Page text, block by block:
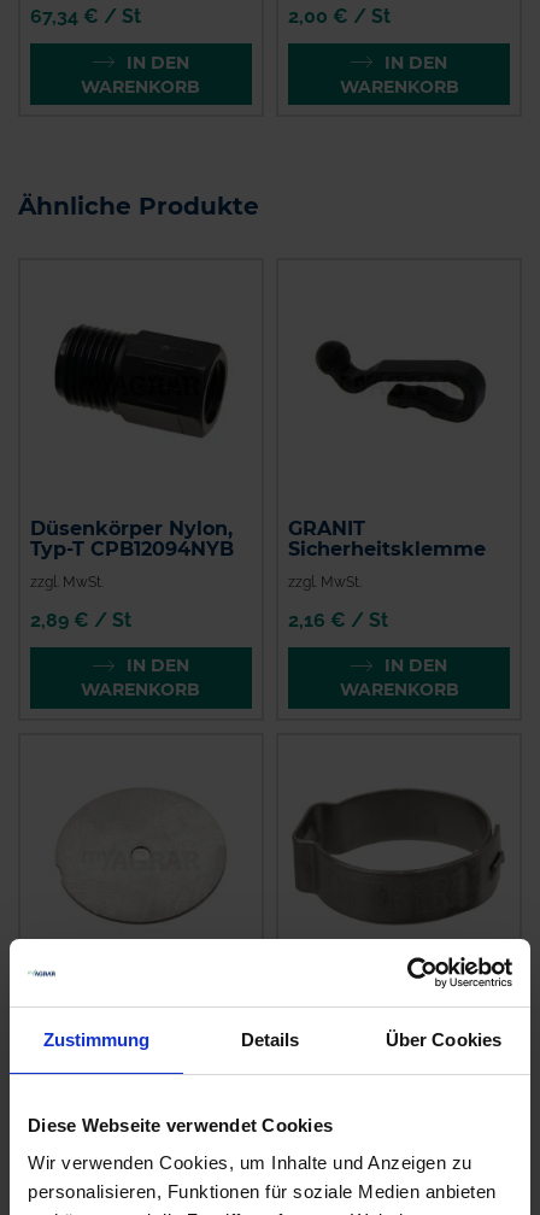
Zustimmung Details Über Cookies
Diese Webseite verwendet Cookies
Wir verwenden Cookies, um Inhalte und Anzeigen zu
personalisieren, Funktionen für soziale Medien anbieten
67,34 € / St
IN DEN
WARENKORB
2,00 € / St
IN DEN
WARENKORB
Ähnliche Produkte
Düsenkörper Nylon,
Typ-T CPB12094NYB
zzgl. MwSt.
2,89 € / St
IN DEN
WARENKORB
GRANIT
Sicherheitsklemme
zzgl. MwSt.
2,16 € / St
IN DEN
WARENKORB
Lechler Dosierblende
zzgl. MwSt.
3,29 € / St
IN DEN
WARENKORB
Lechler
0950091C1045
zzgl. MwSt.
1,83 € / St
IN DEN
WARENKORB